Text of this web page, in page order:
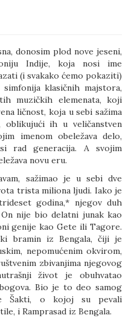
donosim plod nove jeseni,
Indije, koja nosi ime
(i svakako ćemo pokaziti)
klasičnih majstora,
muzičkih elemenata, koji
ličnost, koja u sebi sažima
oblikujući ih u veličanstven
imenom obeležava delo,
rad generacija. A svojim
novu eru.
sažimao je u sebi dve
trista miliona ljudi. Iako je
godina,* njegov duh
nije bio delatni junak kao
genije kao Gete ili Tagore.
bramin iz Bengala, čiji je
nepomućenim okvirom,
zbivanjima njegovog
život je obuhvatao
Bio je to deo samog
Šakti, o kojoj su pevali
i Ramprasad iz Bengala.